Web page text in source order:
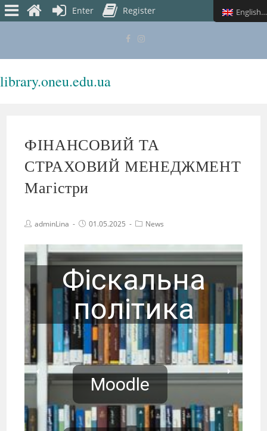
library.oneu.edu.ua
ФІНАНСОВИЙ ТА
СТРАХОВИЙ МЕНЕДЖМЕНТ
Магістри
adminLina 01.05.2025 News
Фіскальна
політика
Moodle
Enter Register English (UK)